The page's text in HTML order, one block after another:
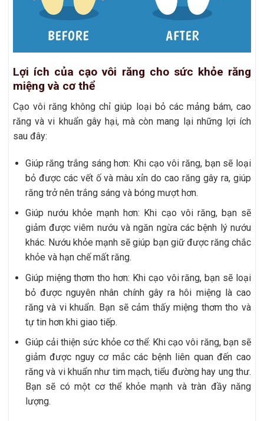
Lợi ích của cạo vôi răng cho sức khỏe răng
miệng và cơ thể
Cạo vôi răng không chỉ giúp loại bỏ các mảng bám, cao
răng và vi khuẩn gây hại, mà còn mang lại những lợi ích
sau đây:
Giúp răng trắng sáng hơn: Khi cạo vôi răng, bạn sẽ loại
bỏ được các vết ố và màu xỉn do cao răng gây ra, giúp
răng trở nên trắng sáng và bóng mượt hơn.
Giúp nướu khỏe mạnh hơn: Khi cạo vôi răng, bạn sẽ
giảm được viêm nướu và ngăn ngừa các bệnh lý nướu
khác. Nướu khỏe mạnh sẽ giúp bạn giữ được răng chắc
khỏe và hạn chế mất răng.
Giúp miệng thơm tho hơn: Khi cạo vôi răng, bạn sẽ loại
bỏ được nguyên nhân chính gây ra hôi miệng là cao
răng và vi khuẩn. Bạn sẽ cảm thấy miệng thơm tho và
tự tin hơn khi giao tiếp.
Giúp cải thiện sức khỏe cơ thể: Khi cạo vôi răng, bạn sẽ
giảm được nguy cơ mắc các bệnh liên quan đến cao
răng và vi khuẩn như tim mạch, tiểu đường hay ung thư.
Bạn sẽ có một cơ thể khỏe mạnh và tràn đầy năng
lượng.